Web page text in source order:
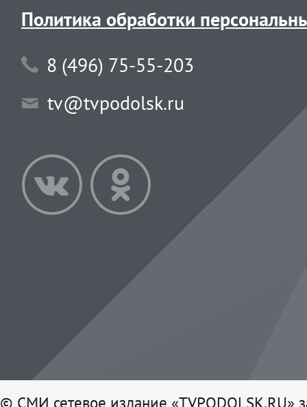
Политика обработки
8 (496) 75-55-203
tv@tvpodolsk.ru
© СМИ сетевое издание «TVPODOLSK.RU»